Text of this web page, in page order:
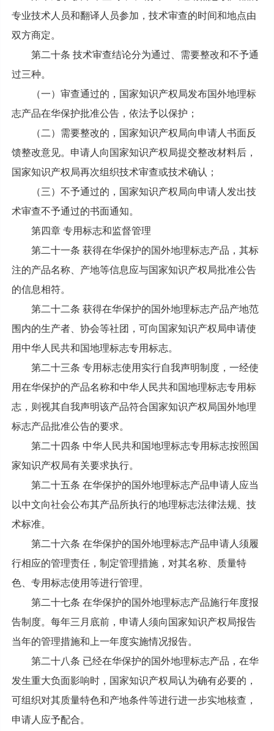
专业技术人员和翻译人员参加，技术审查的时间和地点由
双方商定。
第二十条 技术审查结论分为通过、需要整改和不予通
过三种。
（一）审查通过的，国家知识产权局发布国外地理标
志产品在华保护批准公告，依法予以保护；
（二）需要整改的，国家知识产权局向申请人书面反
馈整改意见。申请人向国家知识产权局提交整改材料后，
国家知识产权局再次组织技术审查或技术确认；
（三）不予通过的，国家知识产权局向申请人发出技
术审查不予通过的书面通知。
第四章 专用标志和监督管理
第二十一条 获得在华保护的国外地理标志产品，其标
注的产品名称、产地等信息应与国家知识产权局批准公告
的信息相符。
第二十二条 获得在华保护的国外地理标志产品产地范
围内的生产者、协会等社团，可向国家知识产权局申请使
用中华人民共和国地理标志专用标志。
第二十三条 专用标志使用实行自我声明制度，一经使
用在华保护的产品名称和中华人民共和国地理标志专用标
志，则视其自我声明该产品符合国家知识产权局国外地理
标志产品批准公告的要求。
第二十四条 中华人民共和国地理标志专用标志按照国
家知识产权局有关要求执行。
第二十五条 在华保护的国外地理标志产品申请人应当
以中文向社会公布其产品所执行的地理标志法律法规、技
术标准。
第二十六条 在华保护的国外地理标志产品申请人须履
行相应的管理责任，制定管理措施，对其名称、质量特
色、专用标志使用等进行管理。
第二十七条 在华保护的国外地理标志产品施行年度报
告制度。每年三月底前，申请人须向国家知识产权局报告
当年的管理措施和上一年度实施情况报告。
第二十八条 已经在华保护的国外地理标志产品，在华
发生重大负面影响时，国家知识产权局认为确有必要的，
可组织对其质量特色和产地条件等进行进一步实地核查，
申请人应予配合。